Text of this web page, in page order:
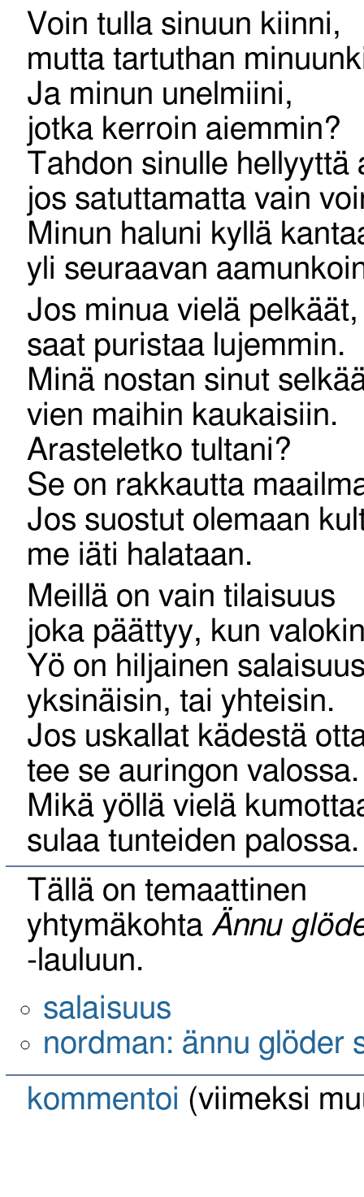
Voin tulla sinuun kiinni,
mutta tartuthan
Ja minun unelmiini,
jotka kerroin aiemmin?
Tahdon sinulle hellyyttä
jos satuttamatta vain
Minun haluni kyllä
yli seuraavan
Jos minua vielä pelkäät,
saat puristaa lujemmin.
Minä nostan sinut
vien maihin kaukaisiin.
Arasteletko tultani?
Se on rakkautta
Jos suostut olemaan
me iäti halataan.
Meillä on vain tilaisuus
joka päättyy, kun
Yö on hiljainen
yksinäisin, tai yhteisin.
Jos uskallat kädestä
tee se auringon valossa.
Mikä yöllä vielä
sulaa tunteiden palossa.
Tällä on temaattinen
yhtymäkohta Ännu
-lauluun.
salaisuus
nordman: ännu glöder
kommentoi (viimeksi